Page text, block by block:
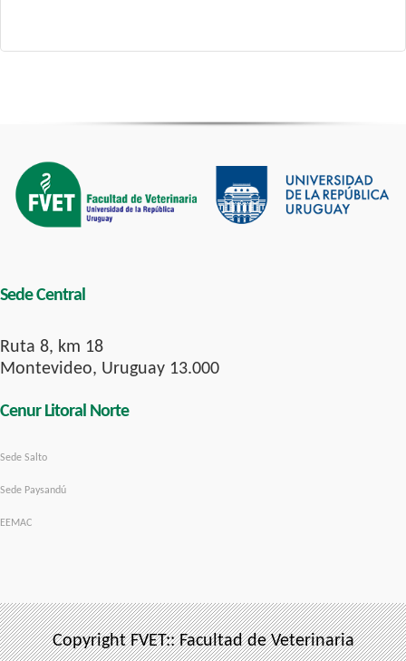
Sede Central
Ruta 8, km 18
Montevideo, Uruguay 13.000
Cenur Litoral Norte
Sede Salto
Sede Paysandú
EEMAC
Copyright FVET:: Facultad de Veterinaria